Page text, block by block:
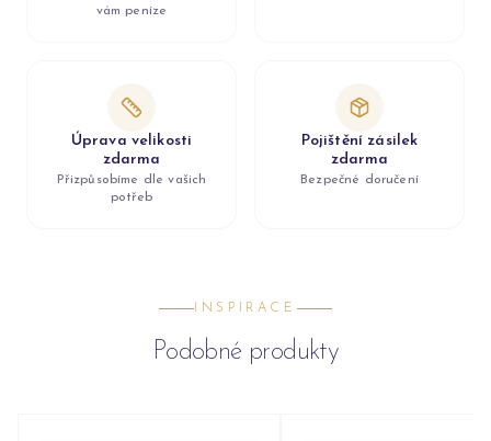
vám peníze
Úprava velikosti
zdarma
Přizpůsobíme dle vašich
potřeb
Pojištění zásilek
zdarma
Bezpečné doručení
INSPIRACE
Podobné produkty